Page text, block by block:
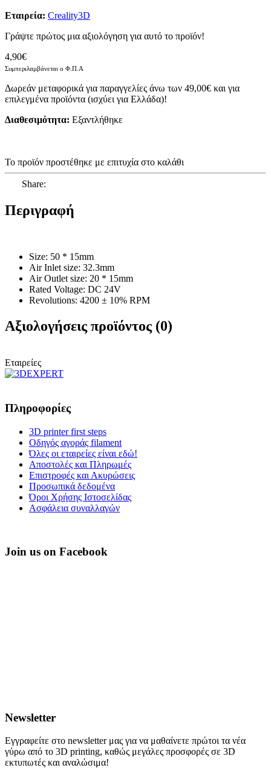
Εταιρεία: Creality3D
Γράψτε πρώτος μια αξιολόγηση για αυτό το προϊόν!
4,90€
Συμπεριλαμβάνεται ο Φ.Π.Α
Δωρεάν μεταφορικά για παραγγελίες άνω των 49,00€ και για
επιλεγμένα προϊόντα (ισχύει για Ελλάδα)!
Διαθεσιμότητα: Eξαντλήθηκε
Το προϊόν προστέθηκε με επιτυχία στο καλάθι
Share:
Περιγραφή
Size: 50 * 15mm
Air Inlet size: 32.3mm
Air Outlet size: 20 * 15mm
Rated Voltage: DC 24V
Revolutions: 4200 ± 10% RPM
Αξιολογήσεις προϊόντος (0)
Εταιρείες
Πληροφορίες
3D printer first steps
Οδηγός αγοράς filament
Όλες οι εταιρείες είναι εδώ!
Αποστολές και Πληρωμές
Επιστροφές και Ακυρώσεις
Προσωπικά δεδομένα
Όροι Χρήσης Ιστοσελίδας
Ασφάλεια συναλλαγών
Join us on Facebook
Newsletter
Εγγραφείτε στο newsletter μας για να μαθαίνετε πρώτοι τα νέα
γύρω από το 3D printing, καθώς μεγάλες προσφορές σε 3D
εκτυπωτές και αναλώσιμα!